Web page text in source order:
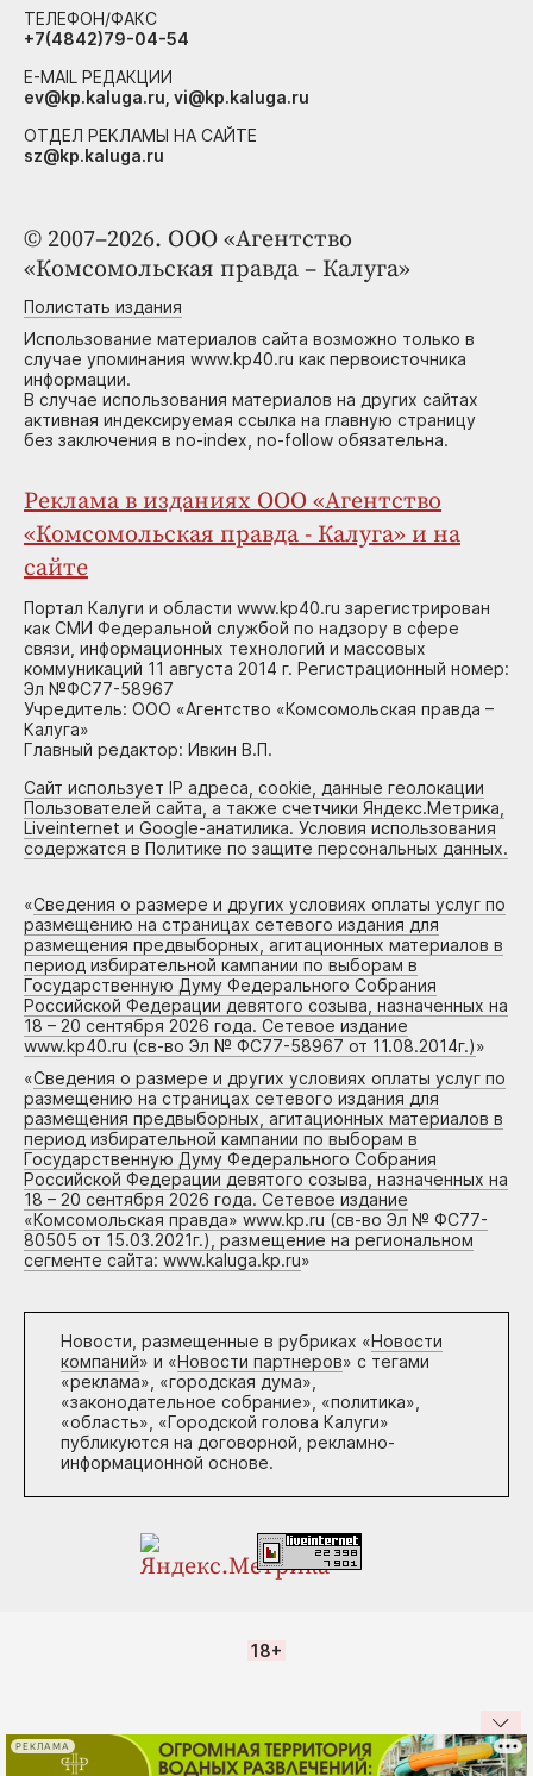
© 2007–2026. ООО «Агентство
«Комсомольская правда – Калуга»
Полистать издания
Использование материалов сайта возможно только в
случае упоминания www.kp40.ru как первоисточника
информации.
В случае использования материалов на других сайтах
активная индексируемая ссылка на главную страницу
без заключения в no-index, no-follow обязательна.
Реклама в изданиях ООО «Агентство
«Комсомольская правда - Калуга» и на
сайте
Портал Калуги и области www.kp40.ru зарегистрирован
как СМИ Федеральной службой по надзору в сфере
связи, информационных технологий и массовых
коммуникаций 11 августа 2014 г. Регистрационный номер:
Эл №ФС77-58967
Учредитель: ООО «Агентство «Комсомольская правда –
Калуга»
Главный редактор: Ивкин В.П.
Сайт использует IP адреса, cookie, данные геолокации
Пользователей сайта, а также счетчики Яндекс.Метрика,
Liveinternet и Google-анатилика. Условия использования
содержатся в Политике по защите персональных данных.
«Сведения о размере и других условиях оплаты услуг по
размещению на страницах сетевого издания для
размещения предвыборных, агитационных материалов в
период избирательной кампании по выборам в
Государственную Думу Федерального Собрания
Российской Федерации девятого созыва, назначенных на
18 – 20 сентября 2026 года. Сетевое издание
www.kp40.ru (св-во Эл № ФС77-58967 от 11.08.2014г.)»
«Сведения о размере и других условиях оплаты услуг по
размещению на страницах сетевого издания для
размещения предвыборных, агитационных материалов в
период избирательной кампании по выборам в
Государственную Думу Федерального Собрания
Российской Федерации девятого созыва, назначенных на
18 – 20 сентября 2026 года. Сетевое издание
«Комсомольская правда» www.kp.ru (св-во Эл № ФС77-
80505 от 15.03.2021г.), размещение на региональном
сегменте сайта: www.kaluga.kp.ru»
Новости, размещенные в рубриках «Новости
компаний» и «Новости партнеров» с тегами
«реклама», «городская дума»,
«законодательное собрание», «политика»,
«область», «Городской голова Калуги»
публикуются на договорной, рекламно-
информационной основе.
ТЕЛЕФОН/ФАКС
+7(4842)79-04-54
E-MAIL РЕДАКЦИИ
ev@kp.kaluga.ru, vi@kp.kaluga.ru
ОТДЕЛ РЕКЛАМЫ НА САЙТЕ
sz@kp.kaluga.ru
18+
РЕКЛАМА